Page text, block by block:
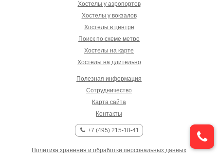
Хостелы у аэропортов
Хостелы у вокзалов
Хостелы в центре
Поиск по схеме метро
Хостелы на карте
Хостелы на длительно
Полезная информация
Сотрудничество
Карта сайта
Контакты
+7 (495) 215-18-41
Политика хранения и обработки персональных данных